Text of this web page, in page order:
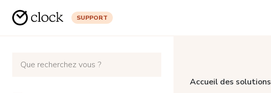
SUPPORT
Accueil des solutions